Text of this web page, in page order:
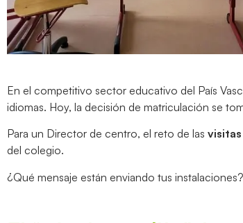
En el competitivo sector educativo del País
idiomas. Hoy, la decisión de matriculación se
Para un Director de centro, el reto de las visitas
del colegio.
¿Qué mensaje están enviando tus